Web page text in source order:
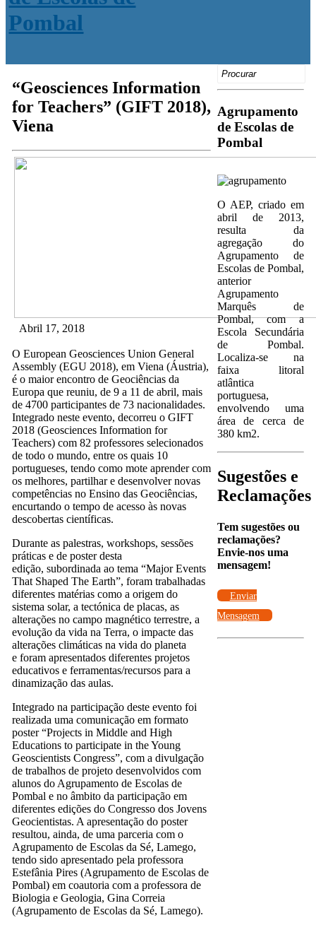
“Geosciences Information
for Teachers” (GIFT 2018),
Viena
Abril 17, 2018
O European Geosciences Union General
Assembly (EGU 2018), em Viena (Áustria),
é o maior encontro de Geociências da
Europa que reuniu, de 9 a 11 de abril, mais
de 4700 participantes de 73 nacionalidades.
Integrado neste evento, decorreu o GIFT
2018 (Geosciences Information for
Teachers) com 82 professores selecionados
de todo o mundo, entre os quais 10
portugueses, tendo como mote aprender com
os melhores, partilhar e desenvolver novas
competências no Ensino das Geociências,
encurtando o tempo de acesso às novas
descobertas científicas.
Durante as palestras, workshops, sessões
práticas e de poster desta
edição, subordinada ao tema “Major Events
That Shaped The Earth”, foram trabalhadas
diferentes matérias como a origem do
sistema solar, a tectónica de placas, as
alterações no campo magnético terrestre, a
evolução da vida na Terra, o impacte das
alterações climáticas na vida do planeta
e foram apresentados diferentes projetos
educativos e ferramentas/recursos para a
dinamização das aulas.
Integrado na participação deste evento foi
realizada uma comunicação em formato
poster “Projects in Middle and High
Educations to participate in the Young
Geoscientists Congress”, com a divulgação
de trabalhos de projeto desenvolvidos com
alunos do Agrupamento de Escolas de
Pombal e no âmbito da participação em
diferentes edições do Congresso dos Jovens
Geocientistas. A apresentação do poster
resultou, ainda, de uma parceria com o
Agrupamento de Escolas da Sé, Lamego,
tendo sido apresentado pela professora
Estefânia Pires (Agrupamento de Escolas de
Pombal) em coautoria com a professora de
Biologia e Geologia, Gina Correia
(Agrupamento de Escolas da Sé, Lamego).
Search
Agrupamento
de Escolas de
Pombal
O AEP, criado em
abril de 2013,
resulta da
agregação do
Agrupamento de
Escolas de Pombal,
anterior
Agrupamento
Marquês de
Pombal, com a
Escola Secundária
de Pombal.
Localiza-se na
faixa litoral
atlântica
portuguesa,
envolvendo uma
área de cerca de
380 km2.
Sugestões e
Reclamações
Tem sugestões ou
reclamações?
Envie-nos uma
mensagem!
Enviar
Mensagem